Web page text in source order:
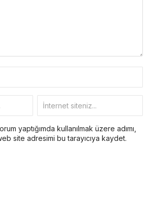
yaptığımda kullanılmak üzere adımı,
site adresimi bu tarayıcıya kaydet.